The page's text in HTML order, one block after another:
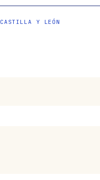
CASTILLA Y LEÓN